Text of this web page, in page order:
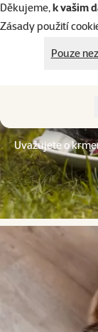
Děkujeme,k vašim
Zásady použití
Pouze
Uvažujete o